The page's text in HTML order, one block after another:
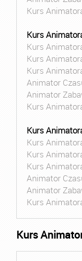
Kurs
Kurs
Kurs
Kurs
Kurs
Animator
Animator
Kurs
Kurs
Kurs
Kurs
Kurs
Animator
Animator
Kurs
Kurs